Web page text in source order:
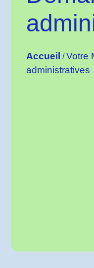
Accueil /Votre
administratives